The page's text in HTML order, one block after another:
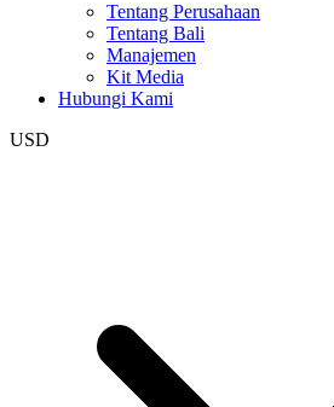
Tentang Perusahaan
Tentang Bali
Manajemen
Kit Media
Hubungi Kami
USD